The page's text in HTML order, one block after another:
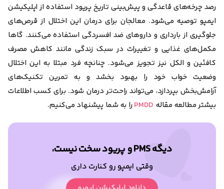
رصد چرخه‌های قاعدگی و پیش‌بینی‌ تاریخ پریود استفاده از اپلیکیشن
ایمپو توصیه می‌شود. معالجان برای درمان این اختلال از قرص‌های
جلوگیری از بارداری و داروهای ضد افسردگی استفاده می‌کنند. گاها
مکمل‌های غذایی و تغییرات در سبک زندگی مانند کاهش مصرف
کافئین و الکل نیز تجویز می‌شود. چنانچه فرد مبتلا به این اختلال
وضعیت خواب خود را بهبود بخشد و به تمرین تکنیک‌های
آرامش‌بخش بپردازد، می‌تواند راحت‌تر درمان شود. برای کسب اطلاعات
بیشتر مطالعه مقالهPMDDرا به شما پیشنهاد می‌کنیم.
دیگه PMS و پریود سخت نیست،
وقتی ایمپو رو کنارت داری